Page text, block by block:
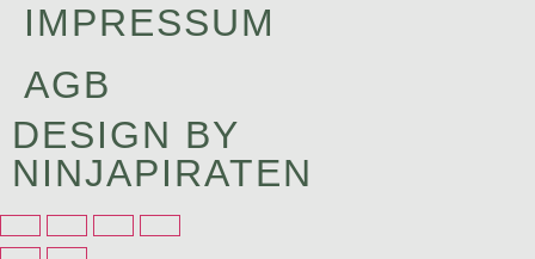
IMPRESSUM
AGB
DESIGN BY
NINJAPIRATEN